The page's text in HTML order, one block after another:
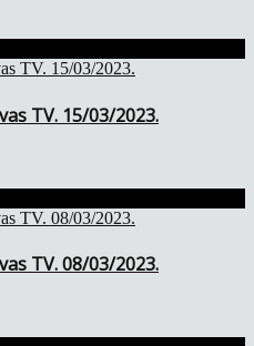
TV. 15/03/2023.
TV. 08/03/2023.